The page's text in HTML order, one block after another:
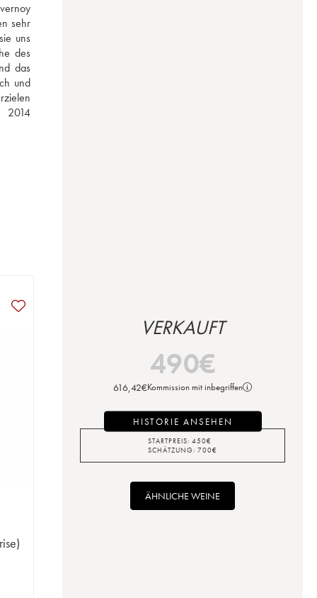
sehr
uns
des
das
und
2014
VERKAUFT
490€
616,42€Kommission mit inbegriffen
HISTORIE ANSEHEN
STARTPREIS: 450€
SCHÄTZUNG: 700€
ÄHNLICHE WEINE